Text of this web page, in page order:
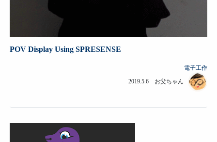
POV Display Using SPRESENSE
電子工作
2019.5.6 お父ちゃん